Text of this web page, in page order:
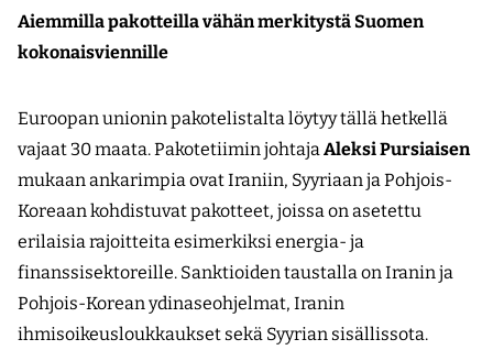
Aiemmilla pakotteilla vähän merkitystä Suomen
kokonaisviennille
Euroopan unionin pakotelistalta löytyy tällä hetkellä
vajaat 30 maata. Pakotetiimin johtajaAleksi Pursiaisen
mukaan ankarimpia ovat Iraniin, Syyriaan ja Pohjois-
Koreaan kohdistuvat pakotteet, joissa on asetettu
erilaisia rajoitteita esimerkiksi energia- ja
finanssisektoreille. Sanktioiden taustalla on Iranin ja
Pohjois-Korean ydinaseohjelmat, Iranin
ihmisoikeusloukkaukset sekä Syyrian sisällissota.